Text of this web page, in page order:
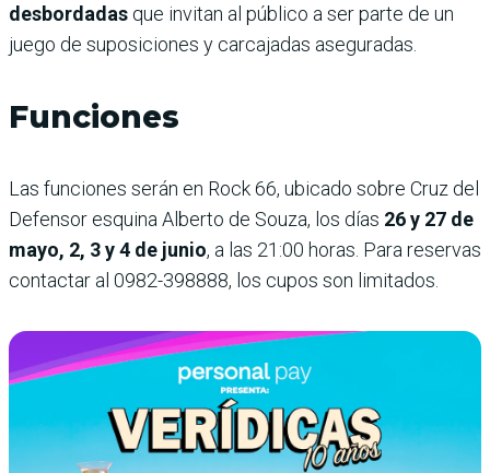
desbordadas que invitan al público a ser parte de un
juego de suposiciones y carcajadas aseguradas.
Funciones
Las funciones serán en Rock 66, ubicado sobre Cruz del
Defensor esquina Alberto de Souza, los días 26 y 27 de
mayo, 2, 3 y 4 de junio, a las 21:00 horas. Para reservas
contactar al 0982-398888, los cupos son limitados.